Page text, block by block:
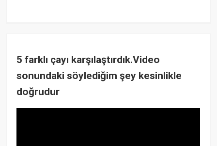
5 farklı çayı karşılaştırdık.Video
sonundaki söylediğim şey kesinlikle
doğrudur